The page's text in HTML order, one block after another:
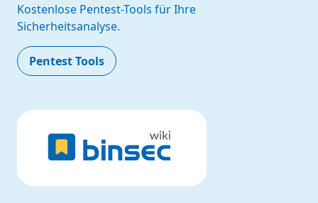
Kostenlose Pentest-Tools für Ihre
Sicherheitsanalyse.
Pentest Tools